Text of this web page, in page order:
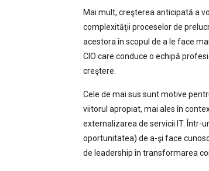
Mai mult, creşterea anticipată a
complexităţii proceselor de
acestora în scopul de a le face
CIO care conduce o echipă
creştere.
Cele de mai sus sunt motive
viitorul apropiat, mai ales în
externalizarea de servicii IT. Într-
oportunitatea) de a-şi face
de leadership în transformarea